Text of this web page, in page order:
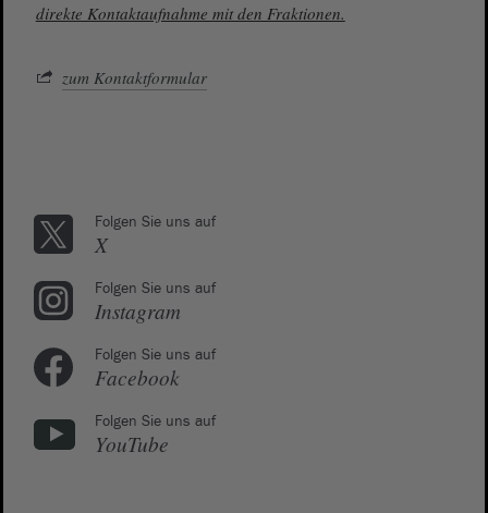
direkte Kontaktaufnahme mit den Fraktionen.
zum Kontaktformular
Folgen Sie uns auf
X
Folgen Sie uns auf
Instagram
Folgen Sie uns auf
Facebook
Folgen Sie uns auf
YouTube